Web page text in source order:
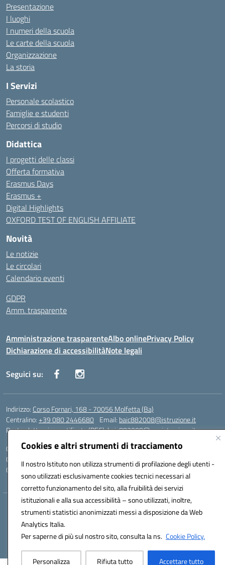
Cookies e altri strumenti di tracciamento
Il nostro Istituto non utilizza strumenti di profilazione degli utenti -
sono utilizzati esclusivamente cookies tecnici necessari al
corretto funzionamento del sito, alla fruibilità dei servizi
istituzionali e alla sua accessibilità – sono utilizzati, inoltre,
strumenti statistici anonimizzati messi a disposizione da Web
Analytics Italia.
Per saperne di più sul nostro sito, consulta la ns. Cookie Policy.
Personalizza Rifiuta tutto Accettare tutto
Presentazione
I luoghi
I numeri della scuola
Le carte della scuola
Organizzazione
La storia
I Servizi
Personale scolastico
Famiglie e studenti
Percorsi di studio
Didattica
I progetti delle classi
Offerta formativa
Erasmus Days
Erasmus +
Digital Highlights
OXFORD TEST OF ENGLISH AFFILIATE
Novità
Le notizie
Le circolari
Calendario eventi
GDPR
Amm. trasparente
Amministrazione trasparenteAlbo onlinePrivacy Policy
Dichiarazione di accessibilitàNote legali
Seguici su:
Indirizzo: Corso Fornari, 168 - 70056 Molfetta (Ba)
Centralino:+39 080 2446680 Email: baic882008@istruzione.it
Posta elettronica certificata (PEC):baic882008@pec.istruzione.it
Codice fiscale: 80023470729
Codice meccanografico:
BAIC882008
Codice unico di fatturazione (CUF): UFEUNT
Hosting & Powered by 3D Solution S.r.l.
Concept & Design by Designers Italia